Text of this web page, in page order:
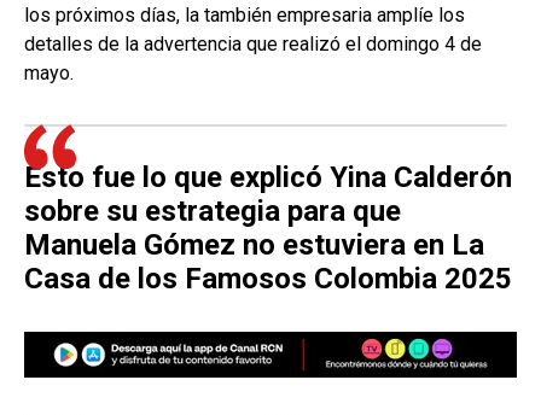
los próximos días, la también empresaria amplíe los
detalles de la advertencia que realizó el domingo 4 de
mayo.
Esto fue lo que explicó Yina Calderón
sobre su estrategia para que
Manuela Gómez no estuviera en La
Casa de los Famosos Colombia 2025